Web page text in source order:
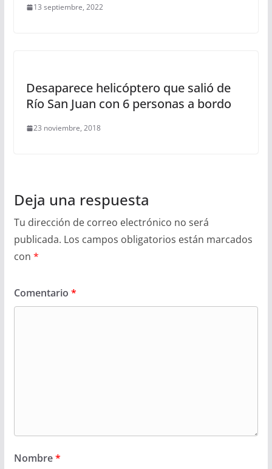
13 septiembre, 2022
Desaparece helicóptero que salió de
Río San Juan con 6 personas a bordo
23 noviembre, 2018
Deja una respuesta
Tu dirección de correo electrónico no será
publicada. Los campos obligatorios están marcados
con *
Comentario *
Nombre*